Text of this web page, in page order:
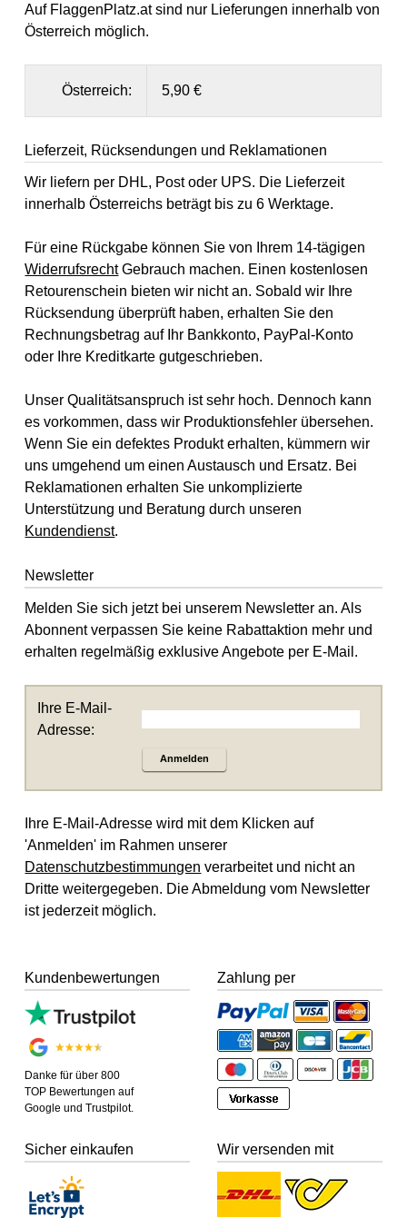
Auf FlaggenPlatz.at sind nur Lieferungen innerhalb von
Österreich möglich.
Österreich: 5,90 €
Lieferzeit, Rücksendungen und Reklamationen
Wir liefern per DHL, Post oder UPS. Die Lieferzeit
innerhalb Österreichs beträgt bis zu 6 Werktage.
Für eine Rückgabe können Sie von Ihrem 14-tägigen
WiderrufsrechtGebrauch machen. Einen kostenlosen
Retourenschein bieten wir nicht an. Sobald wir Ihre
Rücksendung überprüft haben, erhalten Sie den
Rechnungsbetrag auf Ihr Bankkonto, PayPal-Konto
oder Ihre Kreditkarte gutgeschrieben.
Unser Qualitätsanspruch ist sehr hoch. Dennoch kann
es vorkommen, dass wir Produktionsfehler übersehen.
Wenn Sie ein defektes Produkt erhalten, kümmern wir
uns umgehend um einen Austausch und Ersatz. Bei
Reklamationen erhalten Sie unkomplizierte
Unterstützung und Beratung durch unseren
Kundendienst.
Newsletter
Melden Sie sich jetzt bei unserem Newsletter an. Als
Abonnent verpassen Sie keine Rabattaktion mehr und
erhalten regelmäßig exklusive Angebote per E-Mail.
Ihre E-Mail-
Adresse:
Anmelden
Ihre E-Mail-Adresse wird mit dem Klicken auf
'Anmelden' im Rahmen unserer
Datenschutzbestimmungen verarbeitet und nicht an
Dritte weitergegeben. Die Abmeldung vom Newsletter
ist jederzeit möglich.
Kundenbewertungen
Danke für über 800
TOP Bewertungen auf
Google und Trustpilot.
Zahlung per
Sicher einkaufen Wir versenden mit